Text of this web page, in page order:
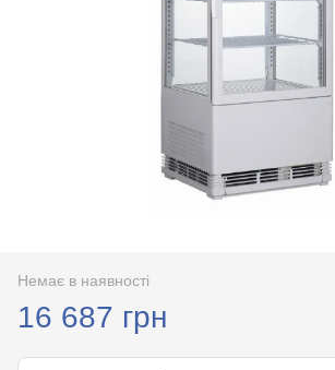
Немає в наявності
16 687 грн